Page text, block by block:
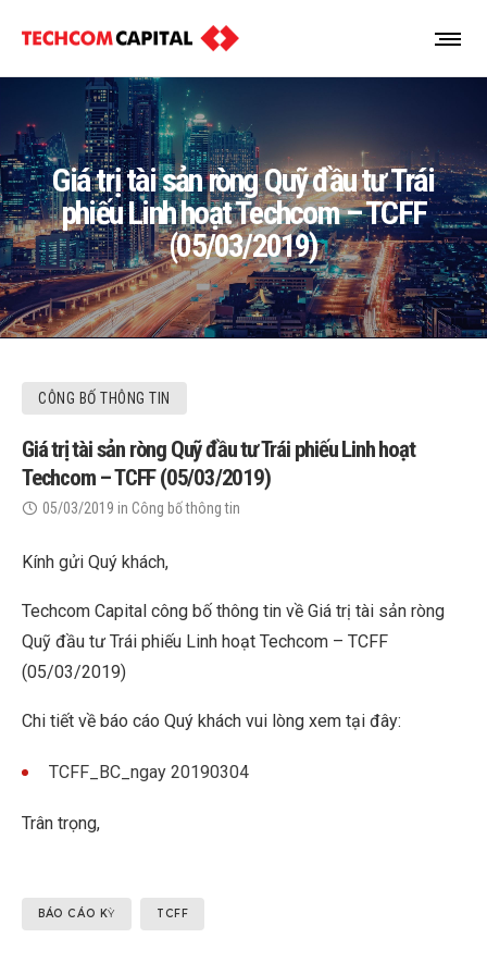
Giá trị tài sản ròng Quỹ đầu tư Trái
phiếu Linh hoạt Techcom – TCFF
(05/03/2019)
CÔNG BỐ THÔNG TIN
Giá trị tài sản ròng Quỹ đầu tư Trái phiếu Linh hoạt
Techcom – TCFF (05/03/2019)
05/03/2019 in Công bố thông tin
Kính gửi Quý khách,
Techcom Capital công bố thông tin về Giá trị tài sản ròng
Quỹ đầu tư Trái phiếu Linh hoạt Techcom – TCFF
(05/03/2019)
Chi tiết về báo cáo Quý khách vui lòng xem tại đây:
TCFF_BC_ngay 20190304
Trân trọng,
BÁO CÁO KỲ TCFF